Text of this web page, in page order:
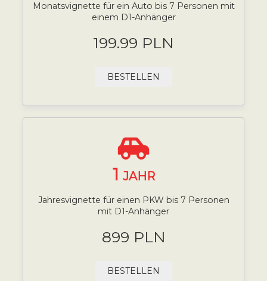
Monatsvignette für ein Auto bis 7 Personen mit
einem D1-Anhänger
199.99 PLN
BESTELLEN
1 JAHR
Jahresvignette für einen PKW bis 7 Personen
mit D1-Anhänger
899 PLN
BESTELLEN